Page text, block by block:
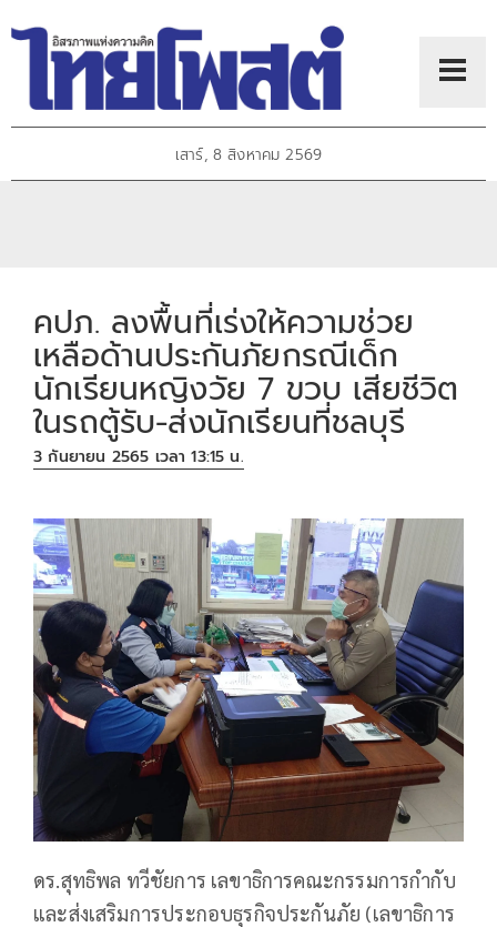
เสาร์, 8 สิงหาคม 2569
คปภ. ลงพื้นที่เร่งให้ความช่วย
เหลือด้านประกันภัยกรณีเด็ก
นักเรียนหญิงวัย 7 ขวบ เสียชีวิต
ในรถตู้รับ-ส่งนักเรียนที่ชลบุรี
3 กันยายน 2565 เวลา 13:15 น.
ดร.สุทธิพล ทวีชัยการ เลขาธิการคณะกรรมการกำกับ
และส่งเสริมการประกอบธุรกิจประกันภัย (เลขาธิการ